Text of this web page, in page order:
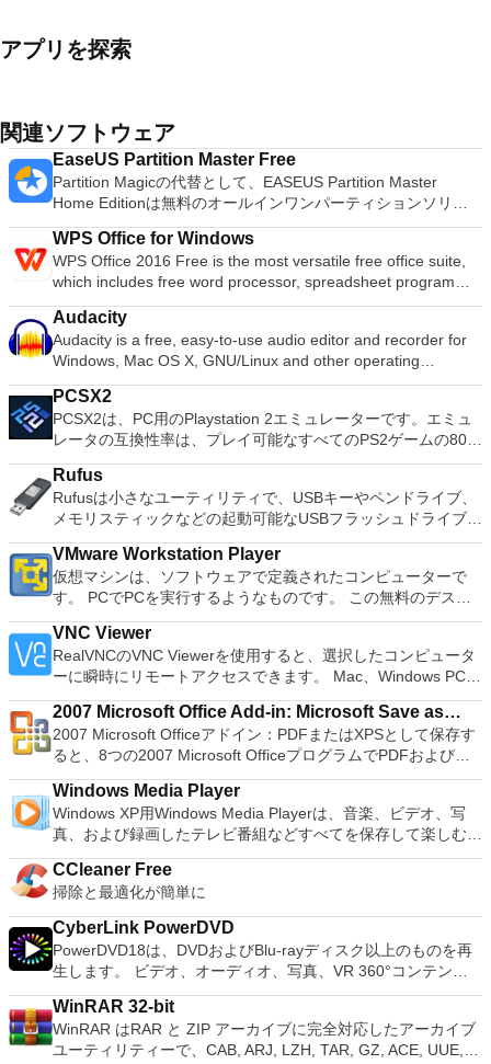
アプリを探索
関連ソフトウェア
EaseUS Partition Master Free
Partition Magicの代替として、EASEUS Partition Master
Home Editionは無料のオールインワンパーティションソリュ
ーションおよびディスク管理ユーティリティです。パーティシ
ョンの拡張（特にシステムドライブ用）、ディスク領域の管
理、MBRおよびGUIDパーティションテーブル（GPT）ディス
クのディスク領域不足の問題の解決を可能にします。 パーテ
ィションのサイズ変更/移動システムドライブを拡張するディ
スクとパーティションをコピーパーティションをマージ分割パ
ーティション空き領域を再分配するダイナミックディスクの変
換パーティションを回復する
WPS Office for Windows
WPS Office 2016 Free is the most versatile free office suite,
which includes free word processor, spreadsheet program
and presentation maker. With these three programs you will
easily be able to deal with any office related tasks. WPS
Office 2016 Free has multiple language support for English,
French, German, Spanish, Portuguese,Russian and Polish
languages. To switch between languages requires only a
single click! Despite being a free suite, WPS Office comes
with many innovative features, such as the paragraph
adjustment tool and multiple tabbed feature. It also has a PDF
converter, spell check and word count feature. WPS Office
2016 Personal Edition supports switching language UI,File
Roaming and Docer online templates. Key features include:
Writer Efficient word processor. Presentation Multimedia
presentations creator. Spreadsheets Powerful tool for data
processing and analysis. 100% compatible with MS Office
document file types (.docx, .pptx, .xlsx, etc.). Thousands of
support (iOS and Android). WPS Cloud Storage included.
Although it is a free suite, WPS Office 2016 Free comes with
many innovative features, including a useful a paragraph
adjustment tool int he Writer program. It has an Office to PDF
converter, automatic spell checking and word count features.
It also has some neat tools such as the Watermark in
document, and converting PowerPoint to Word document
support. Overall, WPS Office 2016 Free is a good alternative
to Microsoft's offering. The Writer program is a versatile word
processor; the Presentation program is an easy to use and
effective slide show maker that helps you to create impressive
multimedia presentations; and the Spreadsheets program is
both a flexible and a powerful spreadsheet application.
Audacity
Audacity is a free, easy-to-use audio editor and recorder for
Windows, Mac OS X, GNU/Linux and other operating
systems. You can use Audacity to: Record live audio. Convert
tapes and records into digital recordings or CDs. Edit Ogg
Vorbis, MP3, WAV or AIFF sound files. Cut, copy, splice or mix
sounds together. Change the speed or pitch of a recording.
Add new effects with LADSPA plug-ins. And more!
PCSX2
PCSX2は、PC用のPlaystation 2エミュレーターです。エミュ
レータの互換性率は、プレイ可能なすべてのPS2ゲームの80％
以上を誇っています。かなり強力なコンピューターを所有して
いる場合、PCSX2は優れたエミュレーターです。また、この
アプリケーションはローエンドコンピューターのサポートも提
供するため、Playstation 2コンソールのすべての所有者は、
PCで動作するゲームを見ることができます。 PCSX2エミュレ
ーターを使用すると、PS2コントローラーを使用して、本物の
プレイステーション体験をシミュレートできます。このアプリ
ケーションでは、ディスクからゲームを直接実行することも、
ハードドライブからISOイメージとして実行することもできま
す。 主な機能は次のとおりです。 Savestates：ボタンを1つ
押すだけで、ゲームの現在の「状態」を保存できます。 無制
限のメモリーカード：好きなだけメモリーカードを保存でき、
8MBから64MBまでの単一の物理カードに制限されなくなりま
した。 高解像度グラフィックス：PCSX2を使用すると、
1080pまたは4K HDでゲームをプレイできます。 全体とし
ゲームを高い精度でエミュレートでき、Windowsとエミュレ
ーターを切り替えることができます。欠点は、高速ゲームに苦
労し、時々フリーズまたはクラッシュすることです。* PCSX2
を使用するには、コンソールから抽出できるPlaystation 2
BIOSが必要です。
Rufus
Rufusは小さなユーティリティで、USBキーやペンドライブ、
メモリスティックなどの起動可能なUSBフラッシュドライブを
フォーマットおよび作成できます。 Rufusは、次のシナリオで
役立ちます。 Windows、Linux、およびUEFI用の起動可能な
ISOからUSBインストールメディアを作成する必要がある場
合。 OSがインストールされていないシステムで作業する必要
がある場合。 BIOSまたはその他のファームウェアをDOSから
フラッシュする必要がある場合。 低レベルのユーティリティ
を実行する必要がある場合。 Rufusは次の* ISOで動作しま
す：Arch Linux、Archbang、BartPE / pebuilder、CentOS、
Damn Small Linux、Fedora、FreeDOS、Gentoo、
gNewSense、Hiren&#39;s Boot CD、LiveXP、Knoppix、
Kubuntu、Linux Mint、NT Password Registry Editor、
OpenSUSE、Parted Magic、Slackware、Tails、Trinity
Rescue Kit、Ubuntu、Ultimate Boot CD、Windows XP（SP2
以降）、Windows Server 2003 R2、Windows Vista、
Windows 7、Windows 8。 *このリストは完全ではありませ
ア語、マレーシア語、セシュティナ、ダンスク、ドイツ語、英
語、スペイン語、フランス語、フルバツキー、イタリア語、ラ
トヴィエシュ、リエトゥビウ、マジャール、オランダ、ノルス
ク、ポルスキ、ポルトガル、ポルトガル、スロヴェンスキー、
スロベンツキー、スロヴェンスキーSrpski、Suomi、
Svenska、Türkçe。
VMware Workstation Player
仮想マシンは、ソフトウェアで定義されたコンピューターで
す。 PCでPCを実行するようなものです。 この無料のデスク
トップ仮想化ソフトウェアアプリケーションにより、VMware
Workstation、VMware Fusion、VMware Server、または
VMware ESXで作成された仮想マシンを簡単に操作できます。
主な機能は次のとおりです。 1台のPCで複数のオペレーティ
ングシステムを同時に実行します。 インストールや構成の問
題なしに、事前構成された製品の利点を体験してください。
ホストコンピューターと仮想マシン間でデータを共有します。
32ビットと64ビットの両方の仮想マシンを実行します。 2-
way Virtual SMPを活用します。 サードパーティの仮想マシン
とイメージを使用します。 ホストコンピューターと仮想マシ
ン間でデータを共有します。 幅広いホストおよびゲストオペ
レーティングシステムのサポート。 USB 2.0デバイスのサポー
ト。 起動時にアプライアンス情報を取得します。 直感的なホ
ームページインターフェイスを介して仮想マシンに簡単にアク
想マシンまたはMicrosoft Virtual PC仮想マシンもサポートして
います。
VNC Viewer
RealVNCのVNC Viewerを使用すると、選択したコンピュータ
ーに瞬時にリモートアクセスできます。 Mac、Windows PC、
またはLinuxマシン、世界中のどこからでも。 VNC Viewerを
使用すると、コンピューターのデスクトップを表示したり、コ
ンピューターの前に直接座っているかのようにマウスとキーボ
ードを制御したりできます。 VNC Viewerは、インストールと
使用が簡単です。制御したいデバイスでインストーラーを実行
し、指示に従ってください。オプションで、Windowsでのリ
モート展開に使用可能なMSIがあります。デスクトッププラッ
トフォームにVNC Viewerをインストールする権限がない場合
は、スタンドアロンオプションを選択する必要があります。
主な機能は次のとおりです。 クラウドサービスを介してVNC
Connectを実行しているコンピューターに接続します。 Apple
Screen Sharing（ARD）などのサードパーティ製のVNC互換
ソフトウェアを実行しているコンピューターに直接接続しま
す。 各デバイスでVNC Viewerにサインインして、すべてのデ
ボードの上のスクロールバーには、Command / Windowsなど
の高度なキーが含まれています。 Bluetoothキーボードのサポ
ート。 VNC Connectサブスクリプションには、無料、有料、
2007 Microsoft Office Add-in: Microsoft Save as
PDF or XPS
2007 Microsoft Officeアドイン：PDFまたはXPSとして保存す
ると、8つの2007 Microsoft OfficeプログラムでPDFおよび
XPS形式にエクスポートして保存できます。このツールを使用
すると、これらのプログラムのサブセットでPDF形式および
XPS形式の電子メール添付ファイルとして送信することもでき
ます（特定の機能はプログラムによって異なります）。 この
ダウンロードは、次のOfficeプログラムで動作します。
Microsoft Office Access 2007。 Microsoft Office Excel 2007。
Microsoft Office InfoPath 2007。 Microsoft Office OneNote
2007。 Microsoft Office PowerPoint 2007。 Microsoft Office
Publisher 2007。 Microsoft Office Visio 2007。 Microsoft
Office Word 2007。 2007 Microsoft Officeプログラムのこの
Microsoft Save as PDFまたはXPSアドインは、2007 Microsoft
Office systemソフトウェアの補足条項であり、2007 Microsoft
Office systemソフトウェアのライセンス条項の対象となりま
す。 システム要件：サポートされているオペレーティングシ
Windows Media Player
Windows XP用Windows Media Playerは、音楽、ビデオ、写
真、および録画したテレビ番組などすべてを保存して楽しむ最
適な機能を搭載しています。 再生、表示、外出先で楽しむた
めのポータブル デバイスとの同期、さらには家中のデバイス
との共有も、すべて1か所で行えます。 シンプルなデザイン -
まったく新しい外観でデジタル エンターテイメントを楽しめ
ます。 大好きな音楽をより多く - デジタル音楽体験がさらに
楽しくなります。 エンターテイメントをすべて1つの場所に -
音楽、ビデオ、写真、録画したテレビ番組をすべて保存して楽
しめます。 どこでも楽しめる - どこにいても音楽、ビデオ、
写真にアクセスできます。
CCleaner Free
掃除と最適化が簡単に
CyberLink PowerDVD
PowerDVD18は、DVDおよびBlu-rayディスク以上のものを再
生します。 ビデオ、オーディオ、写真、VR 360°コンテン
ツ、さらにはYouTubeやVimeoにとっても、PowerDVD18は重
要なエンターテイメントの仲間です。 Ultra HD HDR TVとサ
ラウンドサウンドシステムの可能性を解き放ち、360°ビデオ
の増え続けるコレクションへのアクセスで仮想世界に没頭する
WinRAR 32-bit
WinRAR はRAR と ZIP アーカイブに完全対応したアーカイブ
ユーティリティーで、CAB, ARJ, LZH, TAR, GZ, ACE, UUE,